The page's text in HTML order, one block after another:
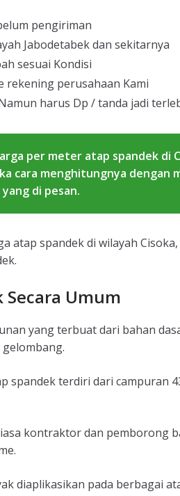
pengiriman
Jabodetabek dan sekitarnya
sesuai Kondisi
rekening perusahaan Kami
harus Dp / tanda jadi
per meter atap spandek di
cara menghitungnya dengan
di pesan.
atap spandek di wilayah
Umum
yang terbuat dari bahan
spandek terdiri dari campuran
kontraktor dan pemborong
diaplikasikan pada berbagai